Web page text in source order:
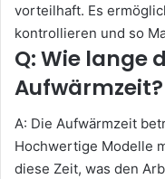
vorteilhaft. Es
kontrollieren und so
Q: Wie lange
Aufwärmzeit?
A: Die Aufwärmzeit
Hochwertige Modelle
diese Zeit, was den